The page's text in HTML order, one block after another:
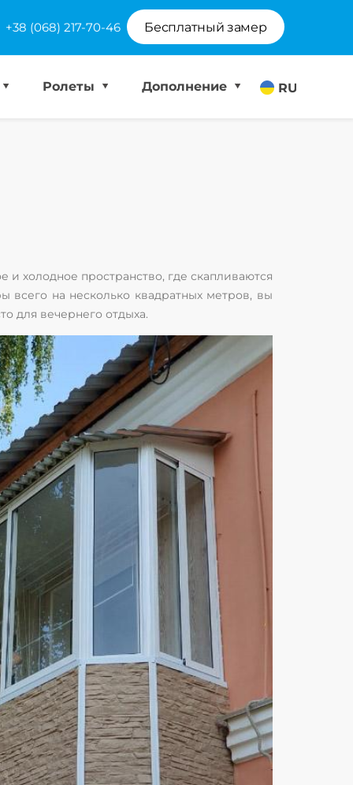
+38 (068) 217-70-46 Бесплатный замер
RU
Ролеты Дополнение
холодное пространство, где скапливаются
на несколько квадратных метров, вы
для вечернего отдыха.